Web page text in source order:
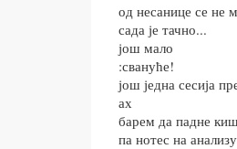
од несанице се не
сада је тачно...
још мало
:свануће!
још једна сесија
ах
барем да падне
па нотес на анализу